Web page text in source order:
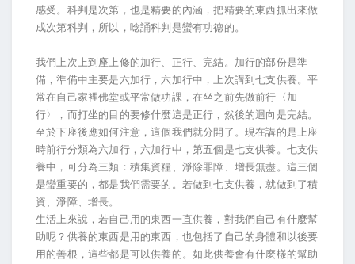
感受。科判是次第，也是精要的內涵，把精要的東西抓出來做
成次第科判，所以，唸誦科判是蠻有功德的。
我們上次上到座上修的加行、正行、完結。加行的部份是準
備，準備中主要是六加行，六加行中，上次講到七支供養。平
常在自己家裡佛堂或平常做功課，在坐之前先做前行〈加
行〉，而打坐的目的要修什麼這是正行，然後的迴向是完結。
至於下座後應如何注意，這個我們就分開了。現在講的是上座
時前行分類為六加行，六加行中，第五個是七支供養。七支供
養中，可分為三類：積集資糧、淨除罪障、增長無盡。這三個
是蠻重要的，都是我們需要的。若做到七支供養，就做到了積
資、淨障、增長。
生活上來說，若自己用的東西一直供養，對我們自己有什麼幫
助呢？供養的東西是用的東西，也包括了自己的身體和以後要
用的善根，這些都是可以供養的。如此供養會有什麼樣的幫助